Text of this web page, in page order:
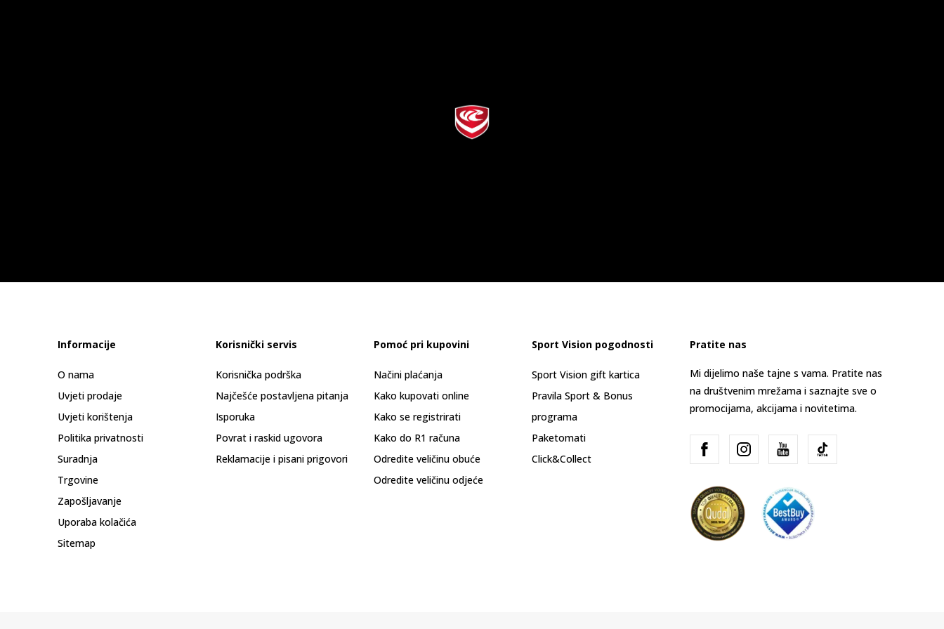
Informacije
O nama
Uvjeti prodaje
Uvjeti korištenja
Politika privatnosti
Suradnja
Trgovine
Zapošljavanje
Uporaba kolačića
Sitemap
Korisnički servis
Korisnička podrška
Najčešće postavljena pitanja
Isporuka
Povrat i raskid ugovora
Reklamacije i pisani prigovori
Pomoć pri kupovini
Načini plaćanja
Kako kupovati online
Kako se registrirati
Kako do R1 računa
Odredite veličinu obuće
Odredite veličinu odjeće
Sport Vision pogodnosti
Sport Vision gift kartica
Pravila Sport & Bonus
programa
Paketomati
Click&Collect
Pratite nas
Mi dijelimo naše tajne s vama. Pratite nas
na društvenim mrežama i saznajte sve o
promocijama, akcijama i novitetima.